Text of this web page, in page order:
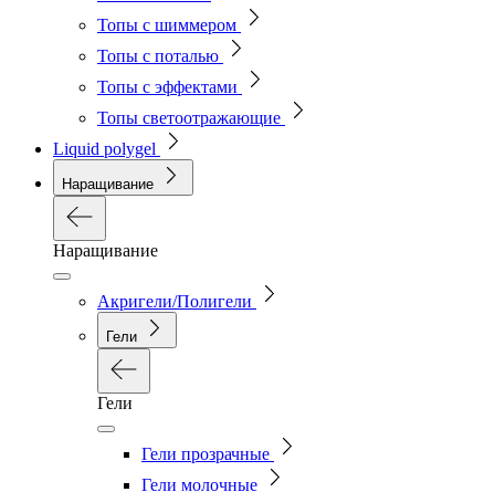
Топы с шиммером
Топы с поталью
Топы с эффектами
Топы светоотражающие
Liquid polygel
Наращивание
Наращивание
Акригели/Полигели
Гели
Гели
Гели прозрачные
Гели молочные